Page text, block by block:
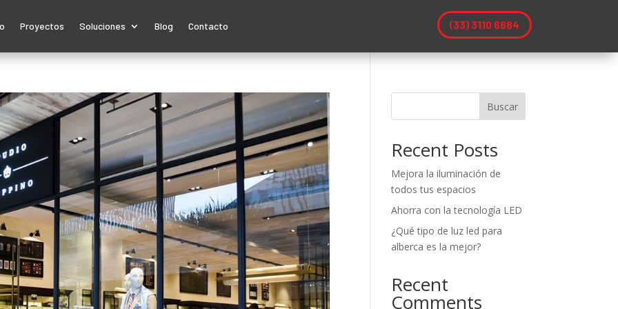
Proyectos Soluciones Blog Contacto (33) 3110 6684
Buscar
Recent Posts
Mejora la iluminación de
todos tus espacios
Ahorra con la tecnología LED
¿Qué tipo de luz led para
alberca es la mejor?
Recent
Comments